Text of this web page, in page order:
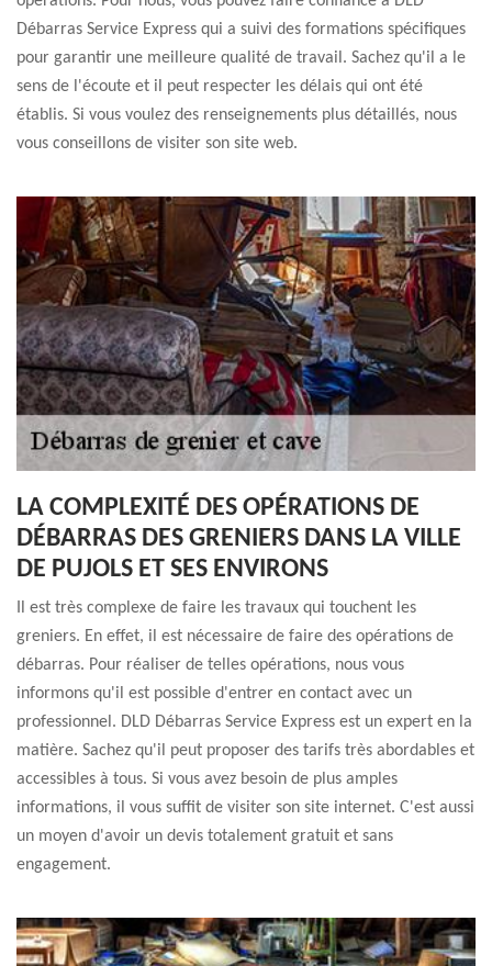
Débarras Service Express qui a suivi des formations spécifiques
pour garantir une meilleure qualité de travail. Sachez qu'il a le
sens de l'écoute et il peut respecter les délais qui ont été
établis. Si vous voulez des renseignements plus détaillés, nous
vous conseillons de visiter son site web.
LA COMPLEXITÉ DES OPÉRATIONS DE
DÉBARRAS DES GRENIERS DANS LA VILLE
DE PUJOLS ET SES ENVIRONS
Il est très complexe de faire les travaux qui touchent les
greniers. En effet, il est nécessaire de faire des opérations de
débarras. Pour réaliser de telles opérations, nous vous
informons qu'il est possible d'entrer en contact avec un
professionnel. DLD Débarras Service Express est un expert en la
matière. Sachez qu'il peut proposer des tarifs très abordables et
accessibles à tous. Si vous avez besoin de plus amples
informations, il vous suffit de visiter son site internet. C'est aussi
un moyen d'avoir un devis totalement gratuit et sans
engagement.